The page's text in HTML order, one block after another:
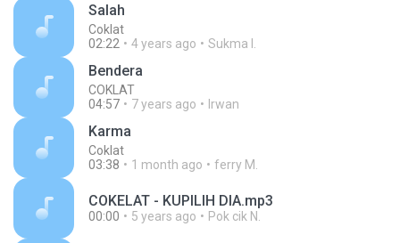
Salah
Coklat
02:22
4 years ago Sukma I.
Bendera
COKLAT
04:57
7 years ago Irwan
Karma
Coklat
03:38
1 month ago ferry M.
COKELAT - KUPILIH DIA.mp3
00:00 5 years ago Pok cik N.